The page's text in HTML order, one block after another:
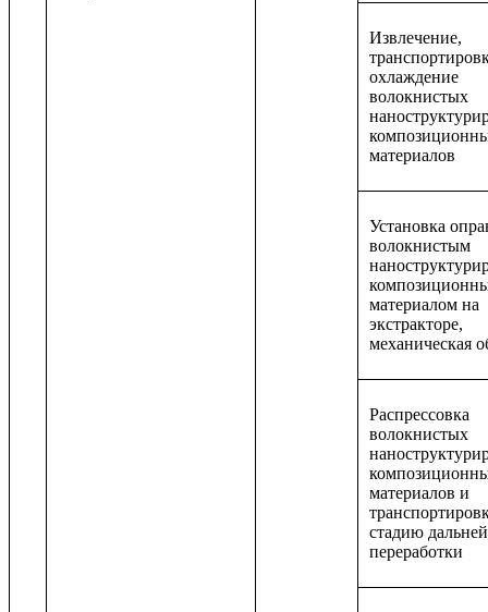
Извлечение,
охлаждение
волокнистых
материалов
Установка
волокнистым
материалом на
экстракторе,
механическая
Распрессовка
волокнистых
материалов и
стадию
переработки